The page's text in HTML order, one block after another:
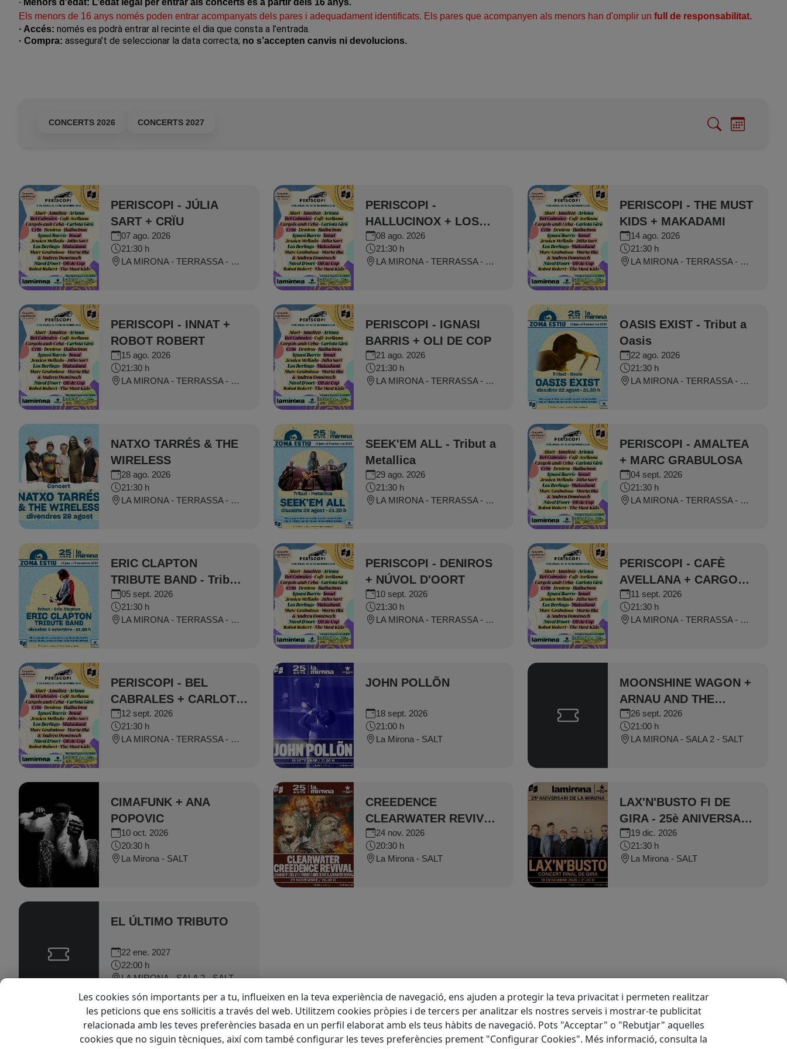
· Menors d'edat: L’edat legal per entrar als concerts és a partir dels 16 anys.
Els menors de 16 anys només poden entrar acompanyats dels pares i adequadament identificats. Els pares que acompanyen als menors han d'omplir un full de responsabilitat.
· Accés: només es podrà entrar al recinte el dia que consta a l’entrada.
· Compra: assegura’t de seleccionar la data correcta; no s’accepten canvis ni devolucions.
CONCERTS 2026 CONCERTS 2027
PERISCOPI - JÚLIA
SART + CRÏU
07 ago. 2026
21:30 h
LA MIRONA - TERRASSA - SALT
PERISCOPI -
HALLUCINOX + LOS
BERLINGOS
08 ago. 2026
21:30 h
LA MIRONA - TERRASSA - SALT
PERISCOPI - THE MUST
KIDS + MAKADAMI
14 ago. 2026
21:30 h
LA MIRONA - TERRASSA - SALT
PERISCOPI - INNAT +
ROBOT ROBERT
15 ago. 2026
21:30 h
LA MIRONA - TERRASSA - SALT
PERISCOPI - IGNASI
BARRIS + OLI DE COP
21 ago. 2026
21:30 h
LA MIRONA - TERRASSA - SALT
OASIS EXIST - Tribut a
Oasis
22 ago. 2026
21:30 h
LA MIRONA - TERRASSA - SALT
NATXO TARRÉS & THE
WIRELESS
28 ago. 2026
21:30 h
LA MIRONA - TERRASSA - SALT
SEEK'EM ALL - Tribut a
Metallica
29 ago. 2026
21:30 h
LA MIRONA - TERRASSA - SALT
PERISCOPI - AMALTEA
+ MARC GRABULOSA
04 sept. 2026
21:30 h
LA MIRONA - TERRASSA - SALT
ERIC CLAPTON
TRIBUTE BAND - Tribut
a Eric Clapton
05 sept. 2026
21:30 h
LA MIRONA - TERRASSA - SALT
PERISCOPI - DENIROS
+ NÚVOL D'OORT
10 sept. 2026
21:30 h
LA MIRONA - TERRASSA - SALT
PERISCOPI - CAFÈ
AVELLANA + CARGOLS
AMB CEBA
11 sept. 2026
21:30 h
LA MIRONA - TERRASSA - SALT
PERISCOPI - BEL
CABRALES + CARLOTA
GIRÓ
12 sept. 2026
21:30 h
LA MIRONA - TERRASSA - SALT
JOHN POLLÕN
18 sept. 2026
21:00 h
La Mirona - SALT
MOONSHINE WAGON +
ARNAU AND THE
HONKY TONK LOSERS
26 sept. 2026
21:00 h
LA MIRONA - SALA 2 - SALT
CIMAFUNK + ANA
POPOVIC
10 oct. 2026
20:30 h
La Mirona - SALT
CREEDENCE
CLEARWATER REVIVAL
- La Banda Nº 1 del món
tribut a Creedence
Clearwater Revival
24 nov. 2026
20:30 h
La Mirona - SALT
LAX'N'BUSTO FI DE
GIRA - 25è ANIVERSARI
LA MIRONA
19 dic. 2026
21:30 h
La Mirona - SALT
EL ÚLTIMO TRIBUTO
22 ene. 2027
22:00 h
LA MIRONA - SALA 2 - SALT
Les cookies són importants per a tu, influeixen en la teva experiència de navegació, ens ajuden a protegir la teva privacitat i permeten realitzar
les peticions que ens sol·licitis a través del web. Utilitzem cookies pròpies i de tercers per analitzar els nostres serveis i mostrar-te publicitat
relacionada amb les teves preferències basada en un perfil elaborat amb els teus hàbits de navegació. Pots "Acceptar" o "Rebutjar" aquelles
cookies que no siguin tècniques, així com també configurar les teves preferències prement "Configurar Cookies". Més informació, consulta la